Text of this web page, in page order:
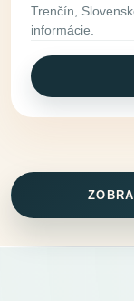
Trenčín,
informácie.